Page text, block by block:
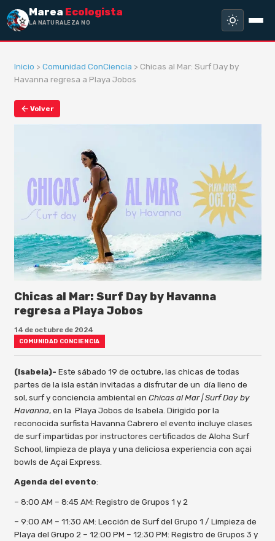
Marea Ecologista
LA NATURALEZA NO HA HE
Inicio > Comunidad ConCiencia > Chicas al Mar: Surf Day by
Havanna regresa a Playa Jobos
Volver
Chicas al Mar: Surf Day by Havanna
regresa a Playa Jobos
14 de octubre de 2024
COMUNIDAD CONCIENCIA
(Isabela)- Este sábado 19 de octubre, las chicas de todas
partes de la isla están invitadas a disfrutar de un día lleno de
sol, surf y conciencia ambiental en Chicas al Mar | Surf Day by
Havanna, en la Playa Jobos de Isabela. Dirigido por la
reconocida surfista Havanna Cabrero el evento incluye clases
de surf impartidas por instructores certificados de Aloha Surf
School, limpieza de playa y una deliciosa experiencia con açai
bowls de Açai Express.
Agenda del evento:
– 8:00 AM – 8:45 AM: Registro de Grupos 1 y 2
– 9:00 AM – 11:30 AM: Lección de Surf del Grupo 1 / Limpieza de
Playa del Grupo 2 – 12:00 PM – 12:30 PM: Registro de Grupos 3 y